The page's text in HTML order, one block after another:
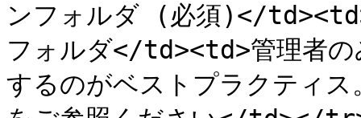
ンフォルダ (必須)</
フォルダ</td><td>管理者の
するのがベストプラクティ